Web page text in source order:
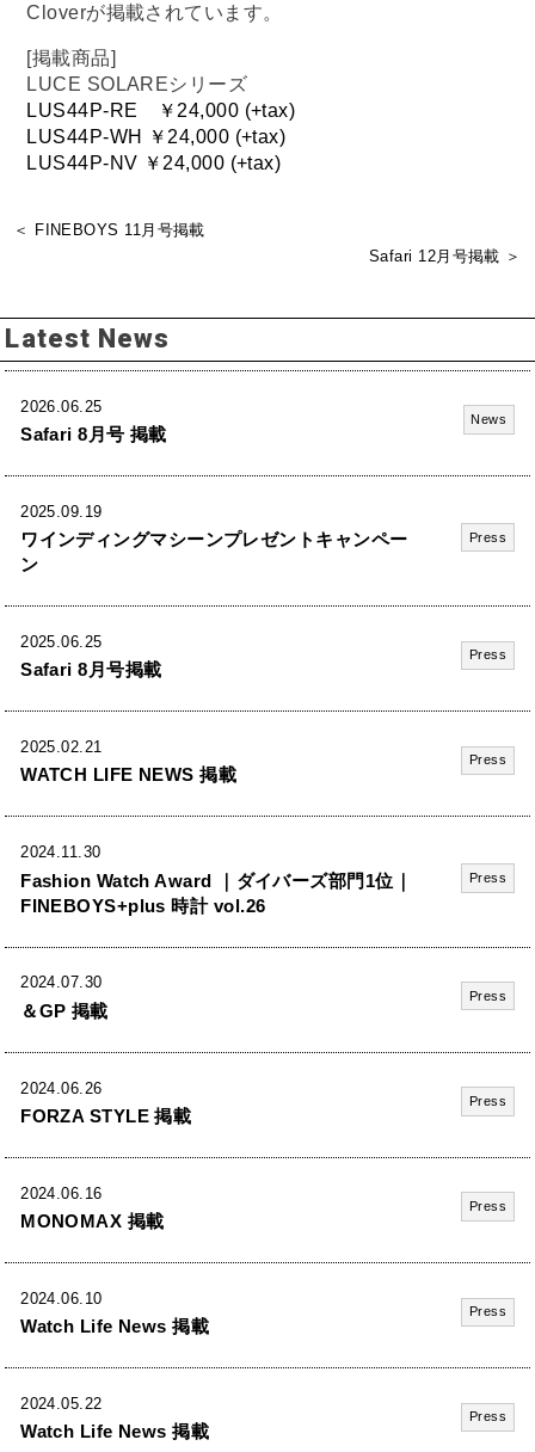
Cloverが掲載されています。
[掲載商品]
LUCE SOLAREシリーズ
LUS44P-RE ￥24,000 (+tax)
LUS44P-WH ￥24,000 (+tax)
LUS44P-NV ￥24,000 (+tax)
＜ FINEBOYS 11月号掲載
Safari 12月号掲載 ＞
Latest News
2026.06.25
Safari 8月号 掲載
News
2025.09.19
ワインディングマシーンプレゼントキャンペー
ン
Press
2025.06.25
Safari 8月号掲載
Press
2025.02.21
WATCH LIFE NEWS 掲載
Press
2024.11.30
Fashion Watch Award ｜ダイバーズ部門1位｜
FINEBOYS+plus 時計 vol.26
Press
2024.07.30
＆GP 掲載
Press
2024.06.26
FORZA STYLE 掲載
Press
2024.06.16
MONOMAX 掲載
Press
2024.06.10
Watch Life News 掲載
Press
2024.05.22
Watch Life News 掲載
Press